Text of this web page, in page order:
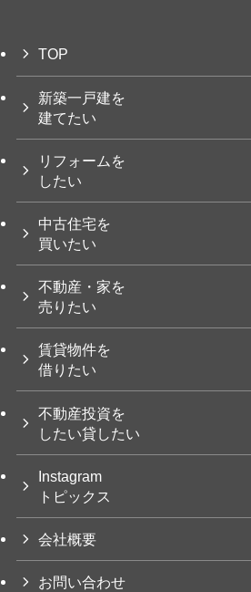
TOP
新築一戸建を
建てたい
リフォームを
したい
中古住宅を
買いたい
不動産・家を
売りたい
賃貸物件を
借りたい
不動産投資を
したい貸したい
Instagram
トピックス
会社概要
お問い合わせ